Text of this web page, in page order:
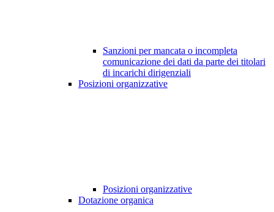
Sanzioni per mancata o incompleta
comunicazione dei dati da parte dei titolari
di incarichi dirigenziali
Posizioni organizzative
Posizioni organizzative
Dotazione organica